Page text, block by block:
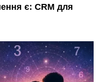
є: CRM для